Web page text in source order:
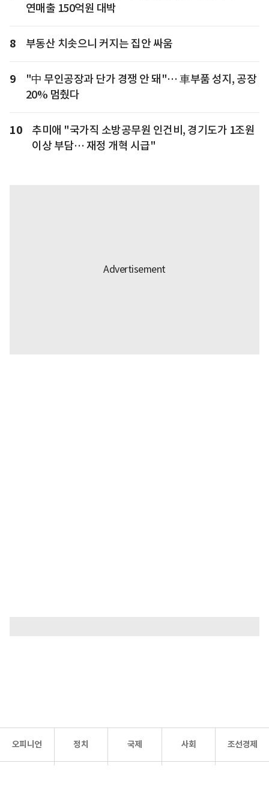
연매출 150억원 대박
8 부동산 치솟으니 커지는 집안 싸움
9
"中 무인공장과 단가 경쟁 안 돼"… 車부품 성지, 공장
20% 멈췄다
10
추미애 "국가직 소방공무원 인건비, 경기도가 1조원
이상 부담… 재정 개혁 시급"
오피니언 정치 국제 사회 조선경제